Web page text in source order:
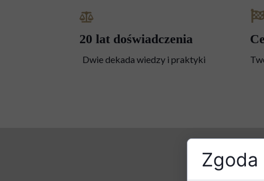
Dwie dekada wiedzy i praktyki
20 lat doświadczenia